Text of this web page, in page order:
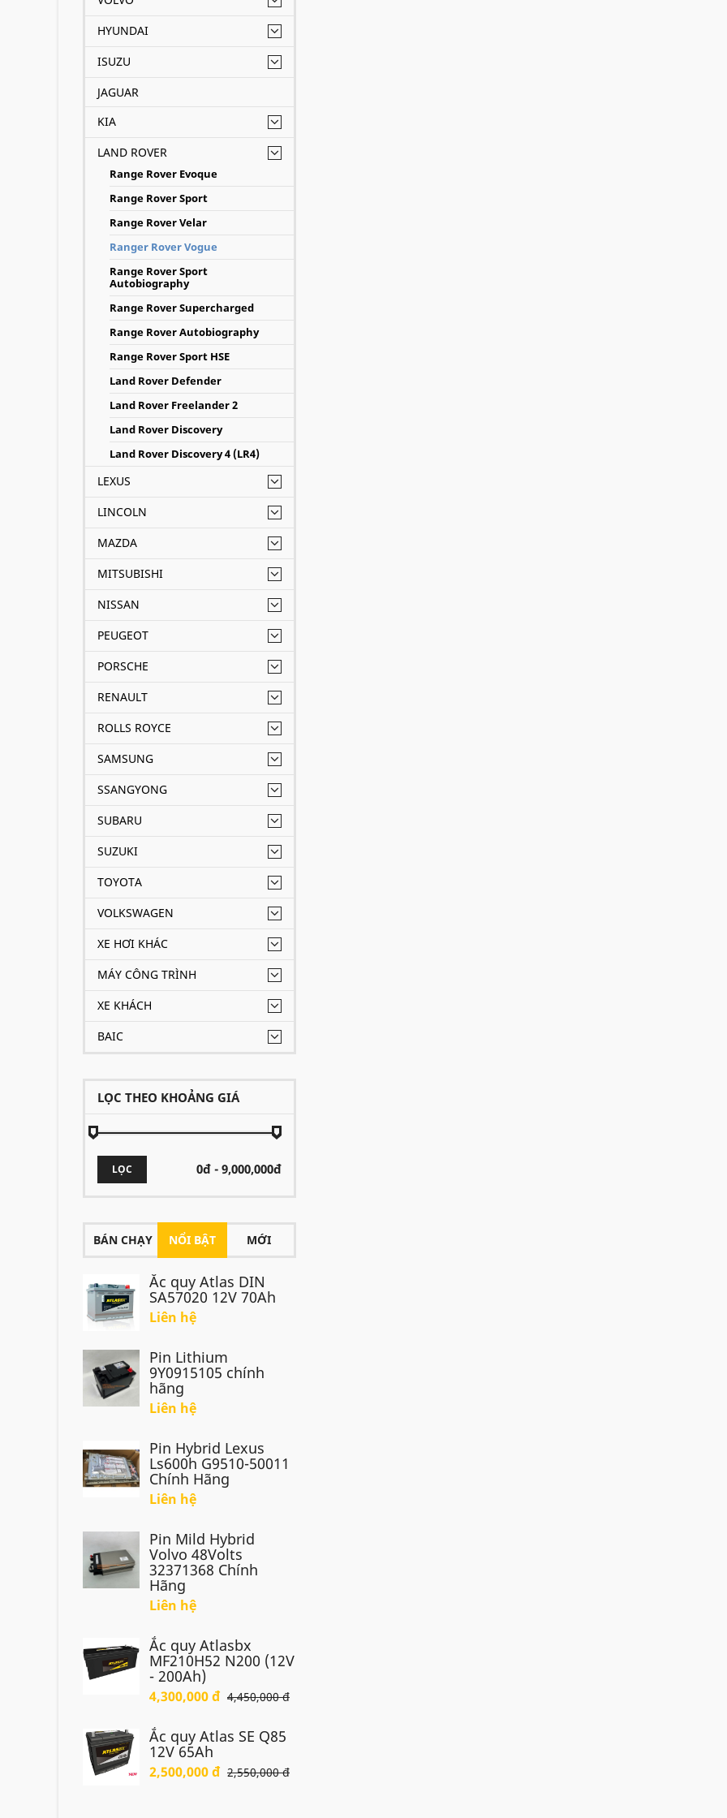
HYUNDAI
ISUZU
JAGUAR
KIA
LAND ROVER
Range Rover Evoque
Range Rover Sport
Range Rover Velar
Ranger Rover Vogue
Range Rover Sport
Autobiography
Range Rover Supercharged
Range Rover Autobiography
Range Rover Sport HSE
Land Rover Defender
Land Rover Freelander 2
Land Rover Discovery
Land Rover Discovery 4 (LR4)
LEXUS
LINCOLN
MAZDA
MITSUBISHI
NISSAN
PEUGEOT
PORSCHE
RENAULT
ROLLS ROYCE
SAMSUNG
SSANGYONG
SUBARU
SUZUKI
TOYOTA
VOLKSWAGEN
XE HƠI KHÁC
MÁY CÔNG TRÌNH
XE KHÁCH
BAIC
LỌC THEO KHOẢNG GIÁ
LỌC
BÁN CHẠY NỔI BẬT MỚI
Ắc quy Atlas DIN
SA57020 12V 70Ah
Liên hệ
Pin Lithium
9Y0915105 chính
hãng
Liên hệ
Pin Hybrid Lexus
Ls600h G9510-50011
Chính Hãng
Liên hệ
Pin Mild Hybrid
Volvo 48Volts
32371368 Chính
Hãng
Liên hệ
Ắc quy Atlasbx
MF210H52 N200 (12V
- 200Ah)
4,300,000 đ 4,450,000 đ
Ắc quy Atlas SE Q85
12V 65Ah
2,500,000 đ 2,550,000 đ